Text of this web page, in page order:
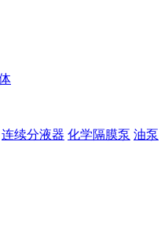
连续分液器 化学隔膜泵 油泵